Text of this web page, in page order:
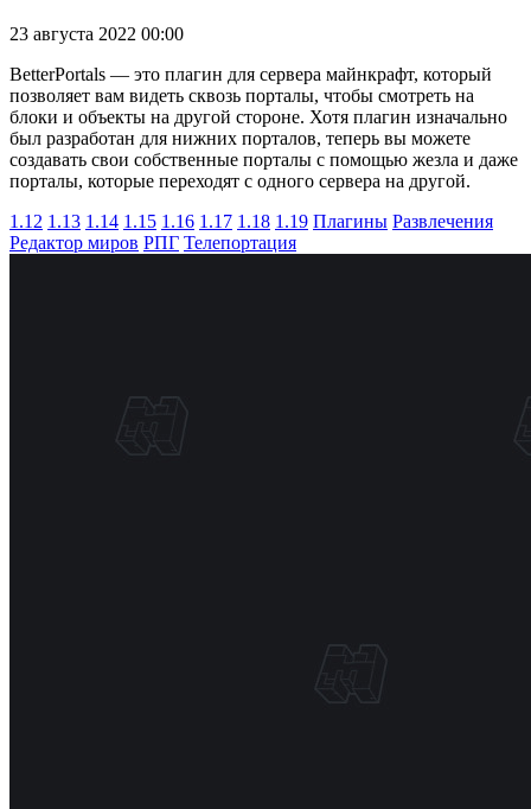
23 августа 2022 00:00
BetterPortals — это плагин для сервера майнкрафт, который
позволяет вам видеть сквозь порталы, чтобы смотреть на
блоки и объекты на другой стороне. Хотя плагин изначально
был разработан для нижних порталов, теперь вы можете
создавать свои собственные порталы с помощью жезла и даже
порталы, которые переходят с одного сервера на другой.
1.12 1.13 1.14 1.15 1.16 1.17 1.18 1.19 Плагины Развлечения
Редактор миров РПГ Телепортация